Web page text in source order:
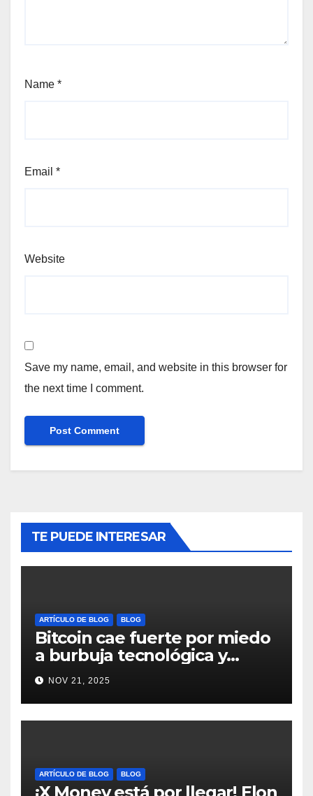
Name *
Email *
Website
Save my name, email, and website in this browser for
the next time I comment.
TE PUEDE INTERESAR
ARTÍCULO DE BLOG BLOG
Bitcoin cae fuerte por miedo
a burbuja tecnológica y
nervios en AI #crypto
#Bitcoin
NOV 21, 2025
ARTÍCULO DE BLOG BLOG
¡X Money está por llegar! Elon